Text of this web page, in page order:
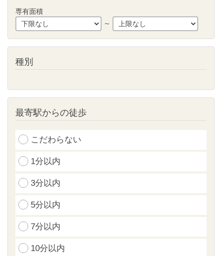
専有面積
～
種別
最寄駅からの徒歩
こだわらない
1分以内
3分以内
5分以内
7分以内
10分以内